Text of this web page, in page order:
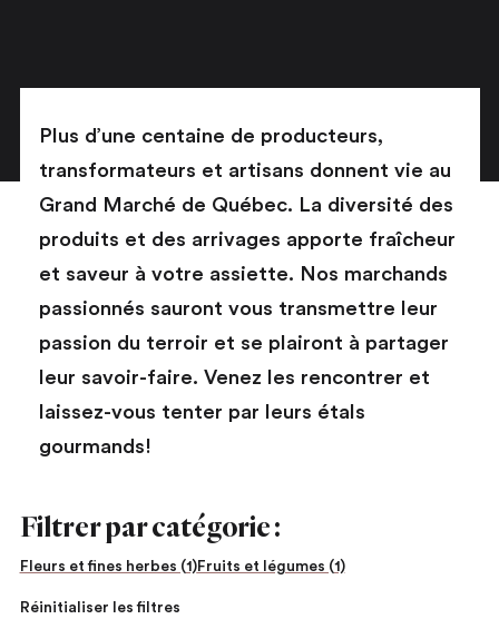
Plus d’une centaine de producteurs,
transformateurs et artisans donnent vie au
Grand Marché de Québec. La diversité des
produits et des arrivages apporte fraîcheur
et saveur à votre assiette. Nos marchands
passionnés sauront vous transmettre leur
passion du terroir et se plairont à partager
leur savoir-faire. Venez les rencontrer et
laissez-vous tenter par leurs étals
gourmands!
Filtrer par catégorie :
Fleurs et fines herbes (1)Fruits et légumes (1)
Réinitialiser les filtres